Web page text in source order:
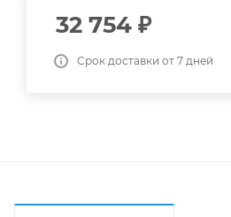
32 754 ₽
Срок доставки от 7 дней